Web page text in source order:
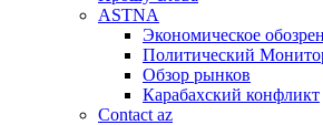
ASTNA
Экономическое
Политический
Обзор рынков
Карабахский конфликт
Contact az